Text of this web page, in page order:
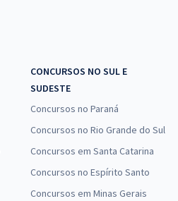
CONCURSOS NO SUL E
SUDESTE
Concursos no Paraná
Concursos no Rio Grande do Sul
Concursos em Santa Catarina
Concursos no Espírito Santo
Concursos em Minas Gerais